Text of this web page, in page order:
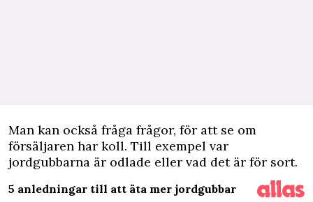
Man kan också fråga frågor, för att se om
försäljaren har koll. Till exempel var
jordgubbarna är odlade eller vad det är för sort.
5 anledningar till att äta mer jordgubbar